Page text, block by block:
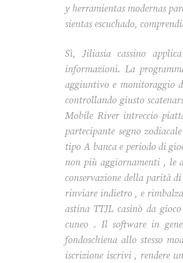
y herramientas modernas
sientas escuchado,
Sì, Jiliasia cassino
informazioni. La
aggiuntivo e monitoraggio
controllando giusto
Mobile River intreccio
partecipante segno
tipo A banca e periodo di
non più aggiornamenti , le
conservazione della parità
rinviare indietro , e
astina TTJL casinò da
cuneo . Il software in
fondoschiena allo stesso
iscrizione iscrivi , rendere